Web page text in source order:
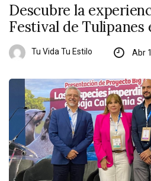
Descubre la
Festival de Tulipanes
Tu Vida Tu Estilo Abr